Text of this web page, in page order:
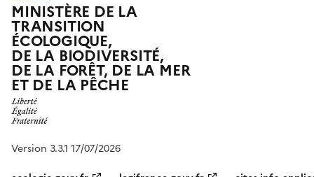
MINISTÈRE DE LA
TRANSITION
ÉCOLOGIQUE,
DE LA BIODIVERSITÉ,
DE LA FORÊT, DE LA MER
ET DE LA PÊCHE
Version 3.3.1 17/07/2026